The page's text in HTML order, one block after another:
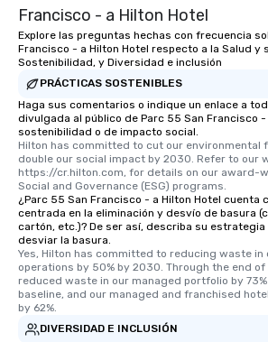
Francisco - a Hilton Hotel
Explore las preguntas hechas con frecuencia
Francisco - a Hilton Hotel respecto a la Salud y
Sostenibilidad, y Diversidad e inclusión
PRÁCTICAS SOSTENIBLES
Haga sus comentarios o indique un enlace a
divulgada al público de Parc 55 San Francisco
sostenibilidad o de impacto social.
Hilton has committed to cut our environmental
double our social impact by 2030. Refer to our
https://cr.hilton.com, for details on our award-
Social and Governance (ESG) programs.
¿Parc 55 San Francisco - a Hilton Hotel cuenta
centrada en la eliminación y desvío de basura
cartón, etc.)? De ser así, describa su estrategia
desviar la basura.
Yes, Hilton has committed to reducing waste in
operations by 50% by 2030. Through the end
reduced waste in our managed portfolio by
baseline, and our managed and franchised
by 62%.
DIVERSIDAD E INCLUSIÓN